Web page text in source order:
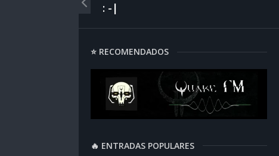
: -|
⭐ RECOMENDADOS
🔥 ENTRADAS POPULARES